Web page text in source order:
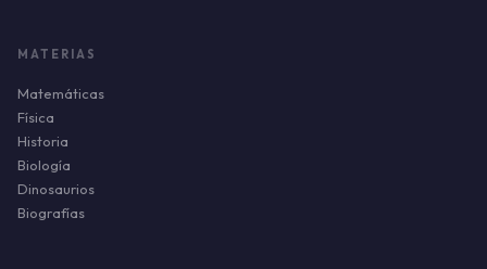
MATERIAS
Matemáticas
Física
Historia
Biología
Dinosaurios
Biografías